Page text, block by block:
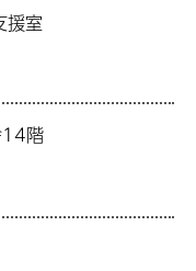
援室
14階